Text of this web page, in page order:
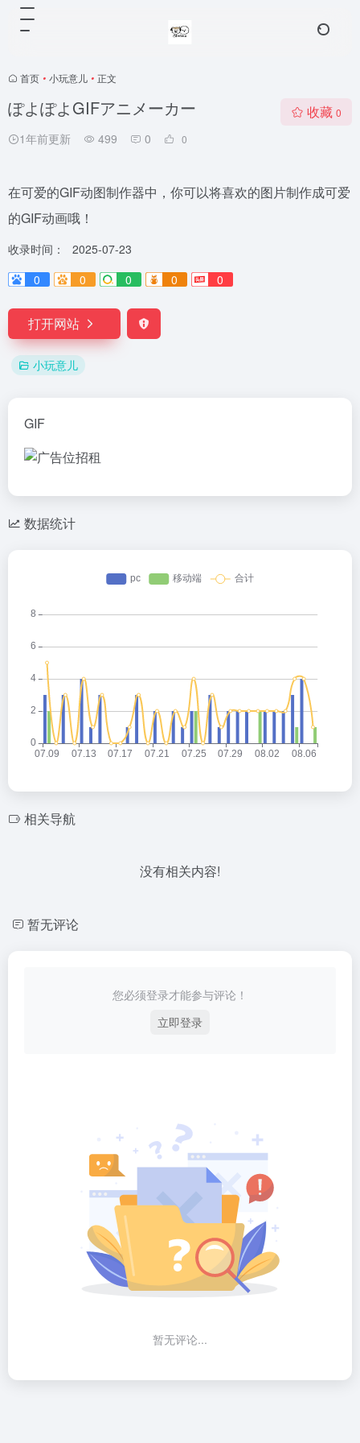
首页 • 小玩意儿 • 正文
ぽよぽよGIFアニメーカー
1年前更新 499 0 0
收藏 0
在可爱的GIF动图制作器中，你可以将喜欢的图片制作成可爱
的GIF动画哦！
收录时间：
2025-07-23
0
0 0 0 0
打开网站
小玩意儿
GIF
数据统计
相关导航
没有相关内容!
暂无评论
您必须登录才能参与评论！
立即登录
暂无评论...